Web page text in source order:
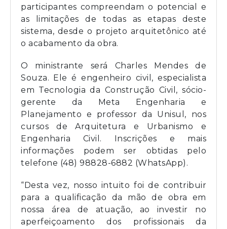
participantes compreendam o potencial e
as limitações de todas as etapas deste
sistema, desde o projeto arquitetônico até
o acabamento da obra.
O ministrante será Charles Mendes de
Souza. Ele é engenheiro civil, especialista
em Tecnologia da Construção Civil, sócio-
gerente da Meta Engenharia e
Planejamento e professor da Unisul, nos
cursos de Arquitetura e Urbanismo e
Engenharia Civil. Inscrições e mais
informações podem ser obtidas pelo
telefone (48) 98828-6882 (WhatsApp).
“Desta vez, nosso intuito foi de contribuir
para a qualificação da mão de obra em
nossa área de atuação, ao investir no
aperfeiçoamento dos profissionais da